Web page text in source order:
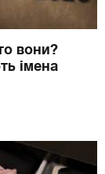
вони?
імена